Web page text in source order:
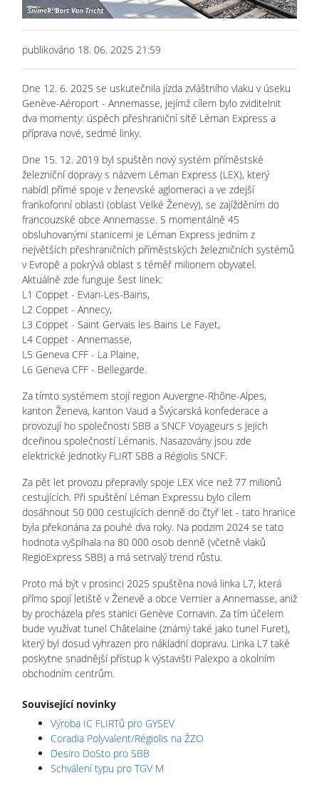
publikováno 18. 06. 2025 21:59
Dne 12. 6. 2025 se uskutečnila jízda zvláštního vlaku v úseku
Genève-Aéroport - Annemasse, jejímž cílem bylo zviditelnit
dva momenty: úspěch přeshraniční sítě Léman Express a
příprava nové, sedmé linky.
Dne 15. 12. 2019 byl spuštěn nový systém příměstské
železniční dopravy s názvem Léman Express (LEX), který
nabídl přímé spoje v ženevské aglomeraci a ve zdejší
frankofonní oblasti (oblast Velké Ženevy), se zajížděním do
francouzské obce Annemasse. S momentálně 45
obsluhovanými stanicemi je Léman Express jedním z
největších přeshraničních příměstských železničních systémů
v Evropě a pokrývá oblast s téměř milionem obyvatel.
Aktuálně zde funguje šest linek:
L1 Coppet - Evian-Les-Bains,
L2 Coppet - Annecy,
L3 Coppet - Saint Gervais les Bains Le Fayet,
L4 Coppet - Annemasse,
L5 Geneva CFF - La Plaine,
L6 Geneva CFF - Bellegarde.
Za tímto systémem stojí region Auvergne-Rhône-Alpes,
kanton Ženeva, kanton Vaud a Švýcarská konfederace a
provozují ho společnosti SBB a SNCF Voyageurs s jejich
dceřinou společností Lémanis. Nasazovány jsou zde
elektrické jednotky FLIRT SBB a Régiolis SNCF.
Za pět let provozu přepravily spoje LEX více než 77 milionů
cestujících. Při spuštění Léman Expressu bylo cílem
dosáhnout 50 000 cestujících denně do čtyř let - tato hranice
byla překonána za pouhé dva roky. Na podzim 2024 se tato
hodnota vyšplhala na 80 000 osob denně (včetně vlaků
RegioExpress SBB) a má setrvalý trend růstu.
Proto má být v prosinci 2025 spuštěna nová linka L7, která
přímo spojí letiště v Ženevě a obce Vernier a Annemasse, aniž
by procházela přes stanici Genève Cornavin. Za tím účelem
bude využívat tunel Châtelaine (známý také jako tunel Furet),
který byl dosud vyhrazen pro nákladní dopravu. Linka L7 také
poskytne snadnější přístup k výstavišti Palexpo a okolním
obchodním centrům.
Související novinky
Výroba IC FLIRTů pro GYSEV
Coradia Polyvalent/Régiolis na ŽZO
Desiro DoSto pro SBB
Schválení typu pro TGV M